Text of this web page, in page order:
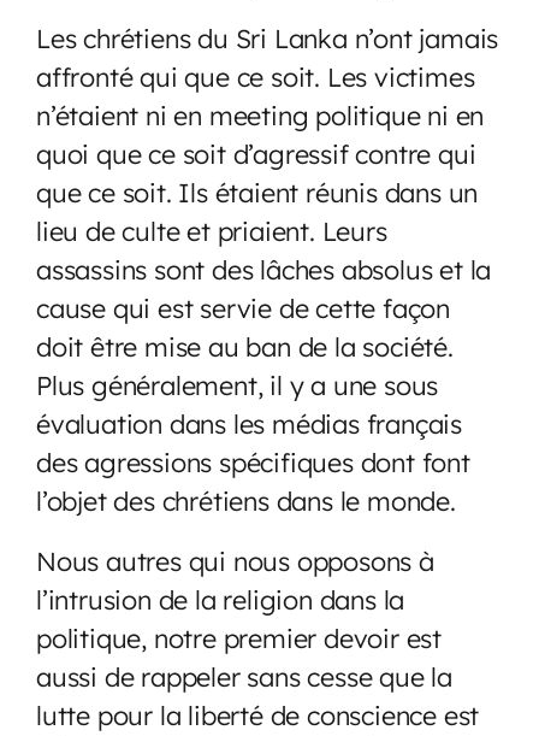
Les chrétiens du Sri Lanka n’ont jamais
affronté qui que ce soit. Les victimes
n’étaient ni en meeting politique ni en
quoi que ce soit d’agressif contre qui
que ce soit. Ils étaient réunis dans un
lieu de culte et priaient. Leurs
assassins sont des lâches absolus et la
cause qui est servie de cette façon
doit être mise au ban de la société.
Plus généralement, il y a une sous
évaluation dans les médias français
des agressions spécifiques dont font
l’objet des chrétiens dans le monde.
Nous autres qui nous opposons à
l’intrusion de la religion dans la
politique, notre premier devoir est
aussi de rappeler sans cesse que la
lutte pour la liberté de conscience est